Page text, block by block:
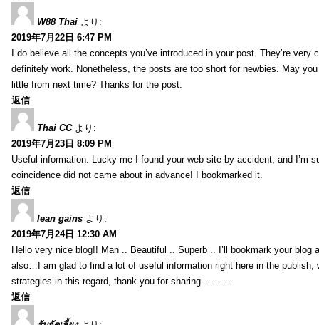
W88 Thai より:
2019年7月22日 6:47 PM
I do believe all the concepts you’ve introduced in your post. They’re very
definitely work. Nonetheless, the posts are too short for newbies. May
little from next time? Thanks for the post.
返信
Thai CC より:
2019年7月23日 8:09 PM
Useful information. Lucky me I found your web site by accident, and I’m
coincidence did not came about in advance! I bookmarked it.
返信
lean gains より:
2019年7月24日 12:30 AM
Hello very nice blog!! Man .. Beautiful .. Superb .. I’ll bookmark your blog
also…I am glad to find a lot of useful information right here in the publish,
strategies in this regard, thank you for sharing. . . . . .
返信